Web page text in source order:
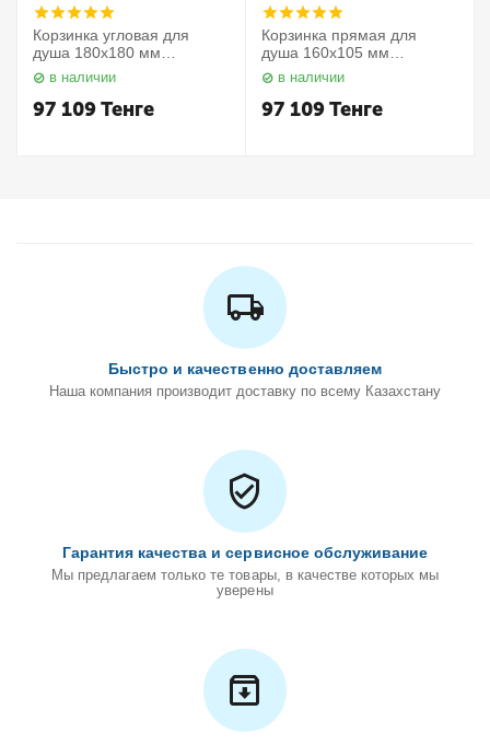
Корзинка угловая для
душа 180х180 мм
Elegance 11657010000
Keuco
в наличии
97 109Тенге
Корзинка прямая для
душа 160х105 мм
Elegance 11658010000
Keuco
в наличии
97 109Тенге
Быстро и качественно доставляем
Наша компания производит доставку по всему Казахстану
Гарантия качества и сервисное обслуживание
Мы предлагаем только те товары, в качестве которых мы
уверены